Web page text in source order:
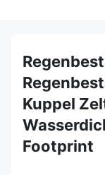
Kuppel
Footprint